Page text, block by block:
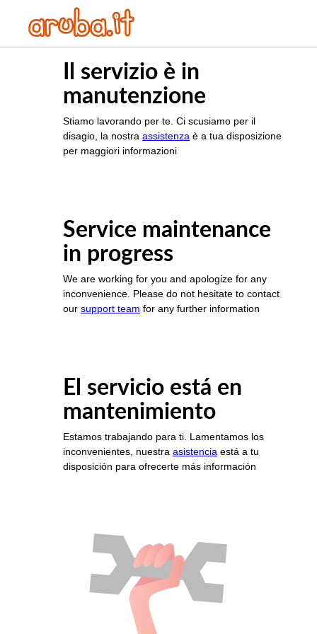
Il servizio è in
manutenzione
Stiamo lavorando per te. Ci scusiamo per il
disagio, la nostra assistenza è a tua disposizione
per maggiori informazioni
Service maintenance
in progress
We are working for you and apologize for any
inconvenience. Please do not hesitate to contact
our support team for any further information
El servicio está en
mantenimiento
Estamos trabajando para ti. Lamentamos los
inconvenientes, nuestra asistencia está a tu
disposición para ofrecerte más información